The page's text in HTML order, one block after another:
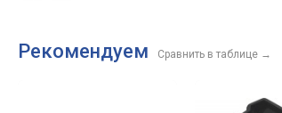
Рекомендуем Сравнить в таблице →